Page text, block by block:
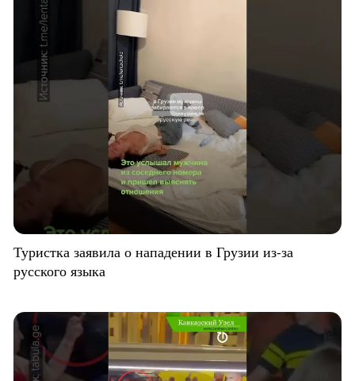
Туристка заявила о нападении в Грузии из-за
русского языка